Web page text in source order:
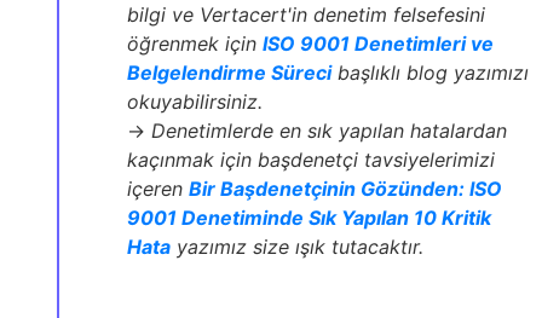
bilgi ve Vertacert'in denetim felsefesini
öğrenmek için ISO 9001 Denetimleri ve
Belgelendirme Sürecibaşlıklı blog yazımızı
okuyabilirsiniz.
→ Denetimlerde en sık yapılan hatalardan
kaçınmak için başdenetçi tavsiyelerimizi
içeren Bir Başdenetçinin Gözünden: ISO
9001 Denetiminde Sık Yapılan 10 Kritik
Hata yazımız size ışık tutacaktır.